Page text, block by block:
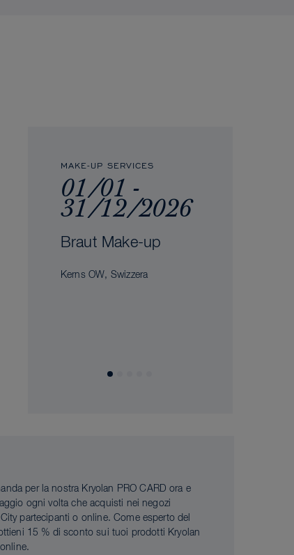
MAKE-UP SERVICES
01/01 -
31/12/2026
Braut Make-up
Kerns OW, Swizzera
per la nostra Kryolan PRO CARD ora e
ogni volta che acquisti nei negozi
partecipanti o online. Come esperto del
15 % di sconto sui tuoi prodotti Kryolan